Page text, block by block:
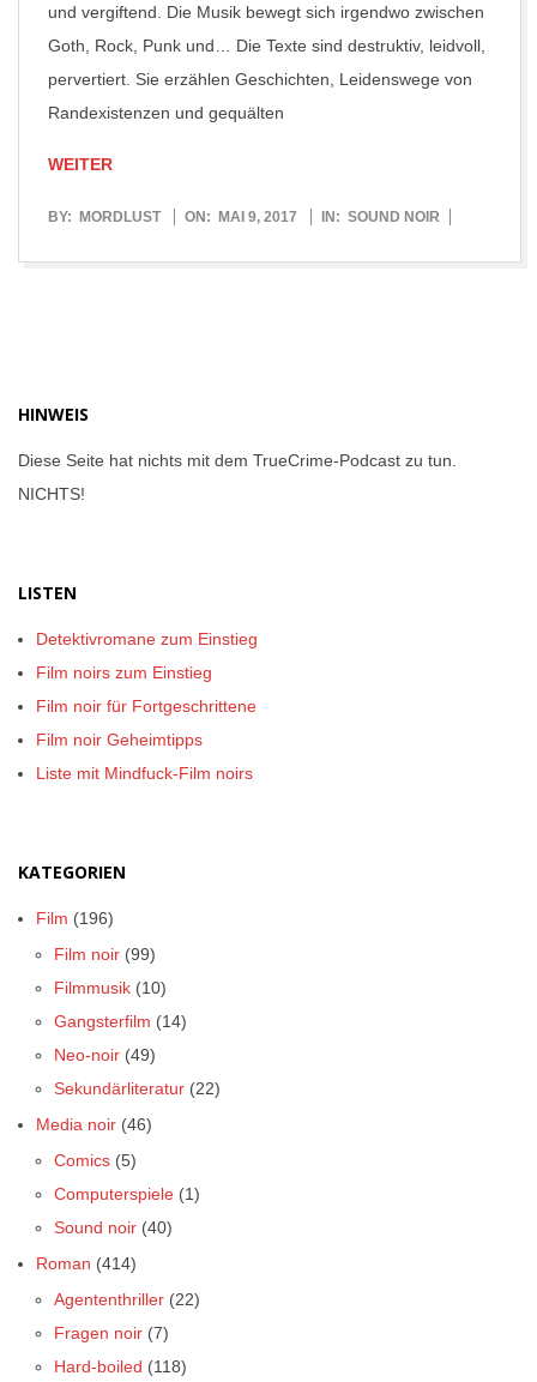
und vergiftend. Die Musik bewegt sich irgendwo zwischen
Goth, Rock, Punk und… Die Texte sind destruktiv, leidvoll,
pervertiert. Sie erzählen Geschichten, Leidenswege von
Randexistenzen und gequälten
WEITER
2017-
BY: MORDLUST ON: MAI 9, 2017 IN: SOUND NOIR
HINWEIS
Diese Seite hat nichts mit dem TrueCrime-Podcast zu tun.
NICHTS!
LISTEN
Detektivromane zum Einstieg
Film noirs zum Einstieg
Film noir für Fortgeschrittene
Film noir Geheimtipps
Liste mit Mindfuck-Film noirs
KATEGORIEN
Film (196)
Film noir (99)
Filmmusik (10)
Gangsterfilm (14)
Neo-noir (49)
Sekundärliteratur (22)
Media noir (46)
Comics (5)
Computerspiele (1)
Sound noir (40)
Roman (414)
Agententhriller (22)
Fragen noir (7)
Hard-boiled (118)